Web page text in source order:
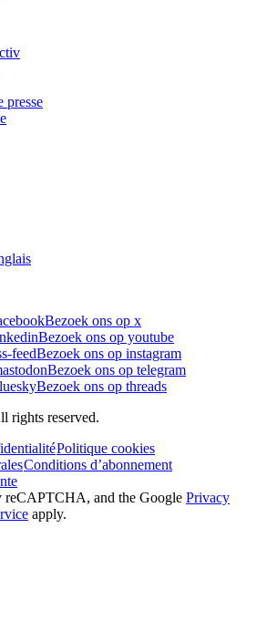
presse
Bezoek ons op x
Bezoek ons op youtube
feedBezoek ons op instagram
Bezoek ons op telegram
Bezoek ons op threads
rights reserved.
Politique cookies
Conditions d’abonnement
reCAPTCHA, and the Google Privacy
apply.